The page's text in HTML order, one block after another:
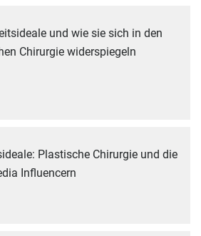
und wie sie sich in den
Chirurgie widerspiegeln
Plastische Chirurgie und die
Influencern